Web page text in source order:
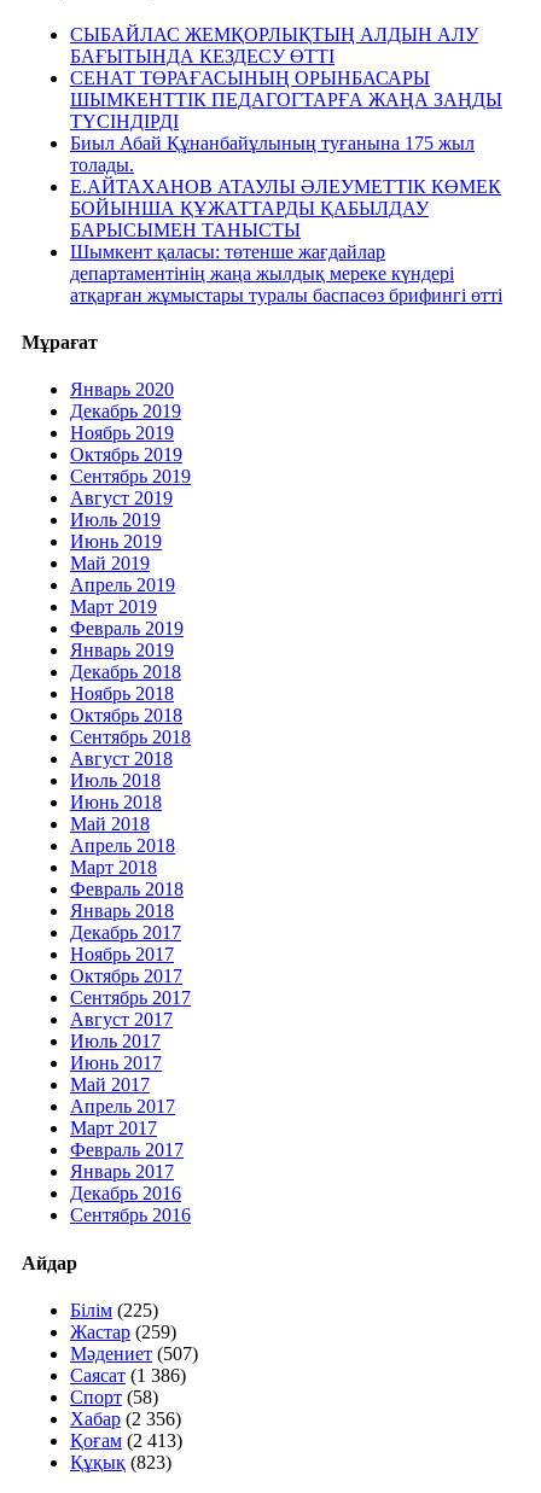
СЫБАЙЛАС ЖЕМҚОРЛЫҚТЫҢ АЛДЫН АЛУ
БАҒЫТЫНДА КЕЗДЕСУ ӨТТІ
СЕНАТ ТӨРАҒАСЫНЫҢ ОРЫНБАСАРЫ
ШЫМКЕНТТІК ПЕДАГОГТАРҒА ЖАҢА ЗАҢДЫ
ТҮСІНДІРДІ
Биыл Абай Құнанбайұлының туғанына 175 жыл
толады.
Е.АЙТАХАНОВ АТАУЛЫ ӘЛЕУМЕТТІК КӨМЕК
БОЙЫНША ҚҰЖАТТАРДЫ ҚАБЫЛДАУ
БАРЫСЫМЕН ТАНЫСТЫ
Шымкент қаласы: төтенше жағдайлар
департаментінің жаңа жылдық мереке күндері
атқарған жұмыстары туралы баспасөз брифингі өтті
Мұрағат
Январь 2020
Декабрь 2019
Ноябрь 2019
Октябрь 2019
Сентябрь 2019
Август 2019
Июль 2019
Июнь 2019
Май 2019
Апрель 2019
Март 2019
Февраль 2019
Январь 2019
Декабрь 2018
Ноябрь 2018
Октябрь 2018
Сентябрь 2018
Август 2018
Июль 2018
Июнь 2018
Май 2018
Апрель 2018
Март 2018
Февраль 2018
Январь 2018
Декабрь 2017
Ноябрь 2017
Октябрь 2017
Сентябрь 2017
Август 2017
Июль 2017
Июнь 2017
Май 2017
Апрель 2017
Март 2017
Февраль 2017
Январь 2017
Декабрь 2016
Сентябрь 2016
Айдар
Білім (225)
Жастар (259)
Мәдениет (507)
Саясат (1 386)
Спорт (58)
Хабар (2 356)
Қоғам (2 413)
Құқық (823)